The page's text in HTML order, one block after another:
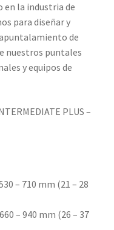
en la industria de
para diseñar y
de
nuestros puntales
y equipos de
PLUS –
– 710 mm (21 – 28
– 940 mm (26 – 37